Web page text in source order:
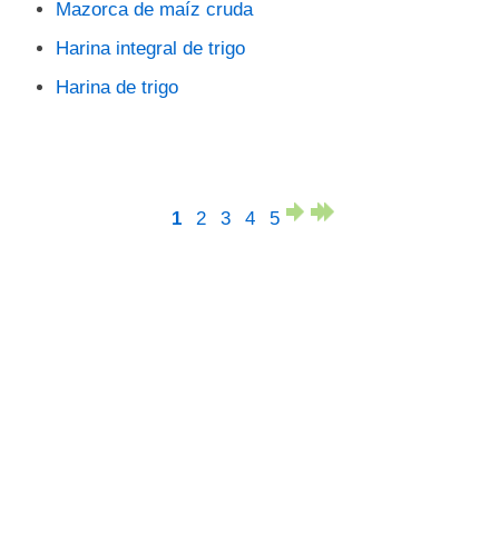
Mazorca de maíz cruda
Harina integral de trigo
Harina de trigo
1 2 3 4 5